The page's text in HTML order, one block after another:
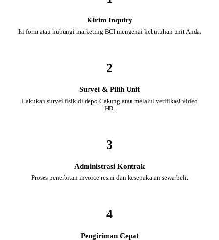
Kirim Inquiry
Isi form atau hubungi marketing BCI mengenai kebutuhan unit Anda.
2
Survei & Pilih Unit
Lakukan survei fisik di depo Cakung atau melalui verifikasi video
HD.
3
Administrasi Kontrak
Proses penerbitan invoice resmi dan kesepakatan sewa-beli.
4
Pengiriman Cepat